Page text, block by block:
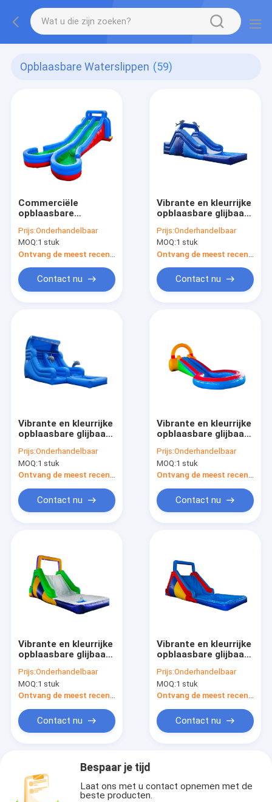
Opblaasbare Waterslippen (59)
Commerciële
opblaasbare
zwembad
Prijs:Onderhandelbaar
MOQ:1 stuk
Contact nu
Vibrante en kleurrijke
opblaasbare glijbaan
Spannende
glijbaanvaring
Prijs:Onderhandelbaar
MOQ:1 stuk
Contact nu
Vibrante en kleurrijke
opblaasbare glijbaan
Spannende
glijbaanvaring
Prijs:Onderhandelbaar
MOQ:1 stuk
Contact nu
Vibrante en kleurrijke
opblaasbare glijbaan
Spannende
glijbaanvaring
Prijs:Onderhandelbaar
MOQ:1 stuk
Contact nu
Vibrante en kleurrijke
opblaasbare glijbaan
Spannende
glijbaanvaring
Prijs:Onderhandelbaar
MOQ:1 stuk
Ontvang de meest recente Prijs
Contact nu
Vibrante en kleurrijke
opblaasbare glijbaan
Spannende
glijbaanvaring
Prijs:Onderhandelbaar
MOQ:1 stuk
Ontvang de meest recente Prijs
Contact nu
Bespaar je tijd
Laat ons met u contact opnemen met de
beste producten.